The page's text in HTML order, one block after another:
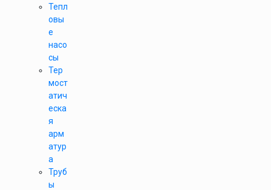
Тепл
овы
е
насо
сы
Тер
мост
атич
еска
я
арм
атур
а
Труб
ы